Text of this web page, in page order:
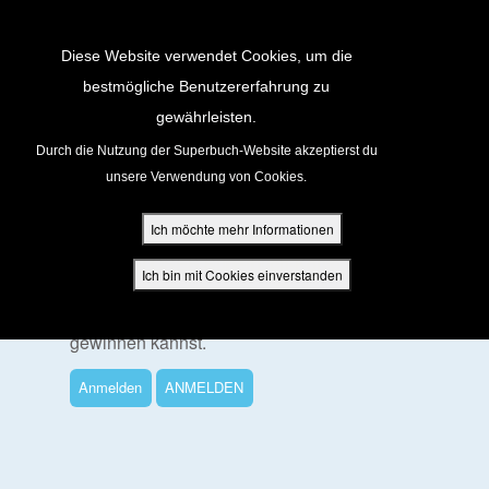
Diese Website verwendet Cookies, um die
bestmögliche Benutzererfahrung zu
gewährleisten.
Durch die Nutzung der Superbuch-Website akzeptierst du
unsere Verwendung von Cookies.
Ich möchte mehr Informationen
Ich bin mit Cookies einverstanden
Um diese Folge anzusehen
Melde dich an oder registriere dich für ein
KOSTENLOSES Superbuch-Konto, mit dem
du die Folgen der zweiten Staffel ansehen,
gewinnen kannst.
Anmelden ANMELDEN